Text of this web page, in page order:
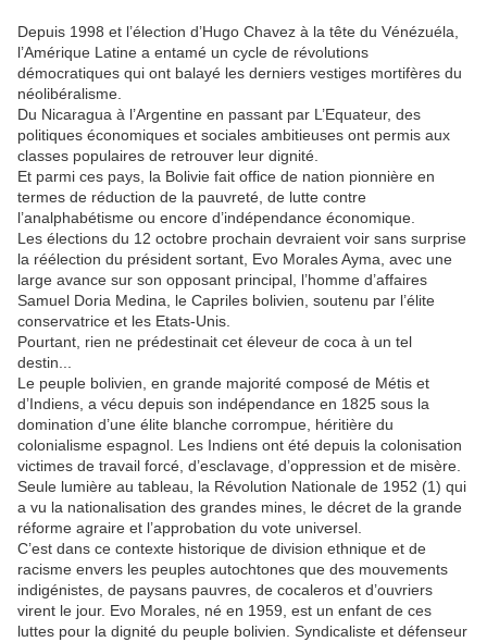
Depuis 1998 et l’élection d’Hugo Chavez à la tête du Vénézuéla,
l’Amérique Latine a entamé un cycle de révolutions
démocratiques qui ont balayé les derniers vestiges mortifères du
néolibéralisme.
Du Nicaragua à l’Argentine en passant par L’Equateur, des
politiques économiques et sociales ambitieuses ont permis aux
classes populaires de retrouver leur dignité.
Et parmi ces pays, la Bolivie fait office de nation pionnière en
termes de réduction de la pauvreté, de lutte contre
l’analphabétisme ou encore d’indépendance économique.
Les élections du 12 octobre prochain devraient voir sans surprise
la réélection du président sortant, Evo Morales Ayma, avec une
large avance sur son opposant principal, l’homme d’affaires
Samuel Doria Medina, le Capriles bolivien, soutenu par l’élite
conservatrice et les Etats-Unis.
Pourtant, rien ne prédestinait cet éleveur de coca à un tel
destin...
Le peuple bolivien, en grande majorité composé de Métis et
d’Indiens, a vécu depuis son indépendance en 1825 sous la
domination d’une élite blanche corrompue, héritière du
colonialisme espagnol. Les Indiens ont été depuis la colonisation
victimes de travail forcé, d’esclavage, d’oppression et de misère.
Seule lumière au tableau, la Révolution Nationale de 1952 (1) qui
a vu la nationalisation des grandes mines, le décret de la grande
réforme agraire et l’approbation du vote universel.
C’est dans ce contexte historique de division ethnique et de
racisme envers les peuples autochtones que des mouvements
indigénistes, de paysans pauvres, de cocaleros et d’ouvriers
virent le jour. Evo Morales, né en 1959, est un enfant de ces
luttes pour la dignité du peuple bolivien. Syndicaliste et défenseur